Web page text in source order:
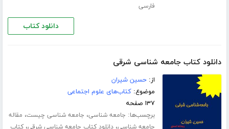
فارسی
دانلود کتاب
دانلود کتاب جامعه شناسی شرقی
از:حسین شیران
موضوع:کتاب‌های علوم اجتماعی
۱۳۷ صفحه
برچسب‌ها: جامعه شناسی، جامعه شناسی چیست، مقاله
جامعه شناسی،دانلود کتاب جامعه شناسی شرقی،کتاب